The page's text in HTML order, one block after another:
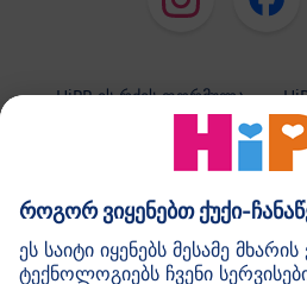
HiPP-ის რძის ფორმულა
HiPP-ის კანის მოვლის
კონფიდენციალობის
ზოგადი
შტამპი
HiPP-ის